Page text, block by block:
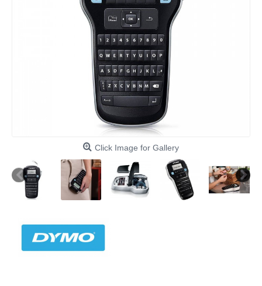
Click Image for Gallery